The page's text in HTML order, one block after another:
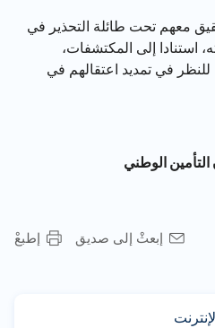
معهم تحت طائلة التحذير في
نهايته، استنادا إلى المكتشفات،
في تمديد اعتقالهم في
الوطني
إطبعْ
إبعثْ إلى صديق